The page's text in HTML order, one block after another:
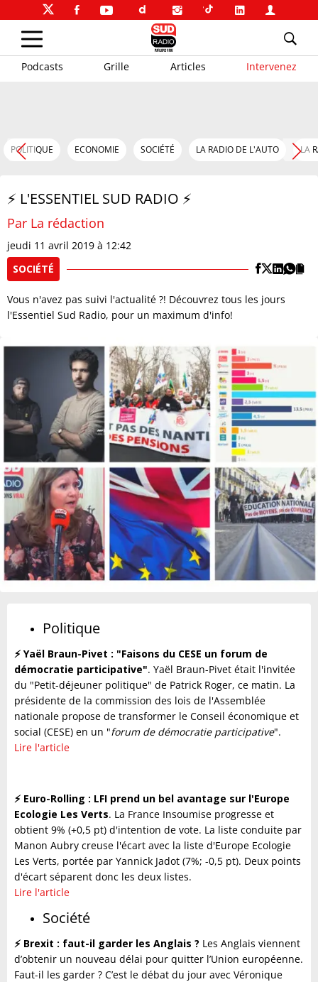
Podcasts Grille Articles Intervenez
POLITIQUE ECONOMIE SOCIÉTÉ LA RADIO DE L'AUTO LA
⚡️ L'ESSENTIEL SUD RADIO ⚡️
Par La rédaction
jeudi 11 avril 2019 à 12:42
SOCIÉTÉ
Vous n'avez pas suivi l'actualité ?! Découvrez tous les jours
l'Essentiel Sud Radio, pour un maximum d'info!
Politique
⚡️ Yaël Braun-Pivet : "Faisons du CESE un forum de
démocratie participative". Yaël Braun-Pivet était l'invitée
du "Petit-déjeuner politique" de Patrick Roger, ce matin. La
présidente de la commission des lois de l'Assemblée
nationale propose de transformer le Conseil économique et
social (CESE) en un "forum de démocratie participative".
Lire l'article
⚡️ Euro-Rolling : LFI prend un bel avantage sur l'Europe
Ecologie Les Verts. La France Insoumise progresse et
obtient 9% (+0,5 pt) d'intention de vote. La liste conduite par
Manon Aubry creuse l'écart avec la liste d'Europe Ecologie
Les Verts, portée par Yannick Jadot (7%; -0,5 pt). Deux points
d'écart séparent donc les deux listes.
Lire l'article
Société
⚡️ Brexit : faut-il garder les Anglais ? Les Anglais viennent
d’obtenir un nouveau délai pour quitter l’Union européenne.
Faut-il les garder ? C’est le débat du jour avec Véronique